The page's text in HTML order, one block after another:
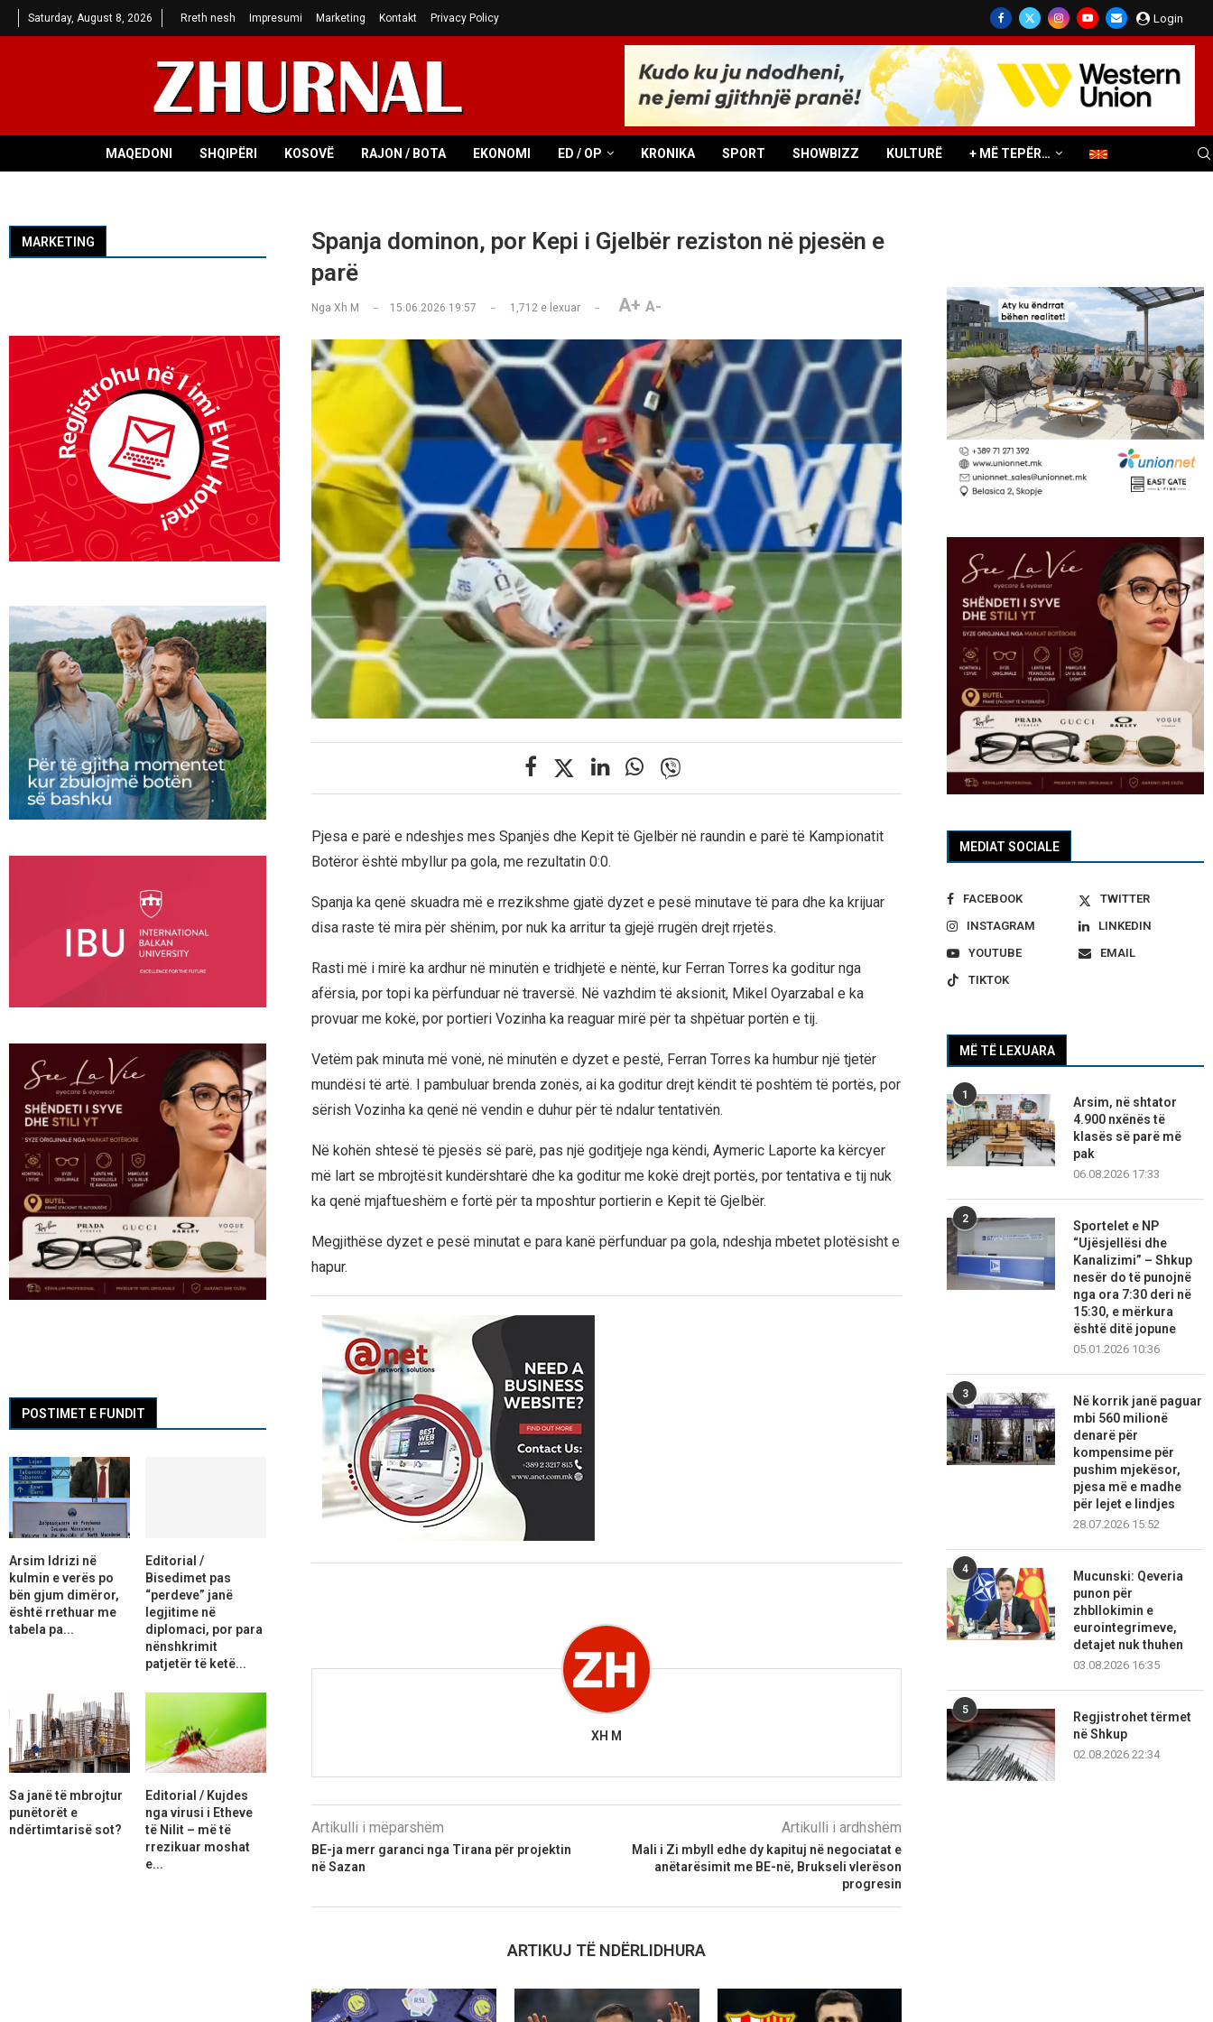
Saturday, August 8, 2026 Rreth nesh Impresumi Marketing Kontakt Privacy Policy Login
MAQEDONI SHQIPËRI KOSOVË RAJON / BOTA EKONOMI ED / OP KRONIKA SPORT SHOWBIZZ KULTURË + MË TEPËR…
Spanja dominon, por Kepi i Gjelbër reziston në pjesën e
parë
Nga Xh M 15.06.2026 19:57 1,712e lexuar A+ A-
Pjesa e parë e ndeshjes mes Spanjës dhe Kepit të Gjelbër në raundin e parë të Kampionatit
Botëror është mbyllur pa gola, me rezultatin 0:0.
Spanja ka qenë skuadra më e rrezikshme gjatë dyzet e pesë minutave të para dhe ka krijuar
disa raste të mira për shënim, por nuk ka arritur ta gjejë rrugën drejt rrjetës.
Rasti më i mirë ka ardhur në minutën e tridhjetë e nëntë, kur Ferran Torres ka goditur nga
afërsia, por topi ka përfunduar në traversë. Në vazhdim të aksionit, Mikel Oyarzabal e ka
provuar me kokë, por portieri Vozinha ka reaguar mirë për ta shpëtuar portën e tij.
Vetëm pak minuta më vonë, në minutën e dyzet e pestë, Ferran Torres ka humbur një tjetër
mundësi të artë. I pambuluar brenda zonës, ai ka goditur drejt këndit të poshtëm të portës, por
sërish Vozinha ka qenë në vendin e duhur për të ndalur tentativën.
Në kohën shtesë të pjesës së parë, pas një goditjeje nga këndi, Aymeric Laporte ka kërcyer
më lart se mbrojtësit kundërshtarë dhe ka goditur me kokë drejt portës, por tentativa e tij nuk
ka qenë mjaftueshëm e fortë për ta mposhtur portierin e Kepit të Gjelbër.
Megjithëse dyzet e pesë minutat e para kanë përfunduar pa gola, ndeshja mbetet plotësisht e
hapur.
XH M
Artikulli i mëparshëm
BE-ja merr garanci nga Tirana për projektin
në Sazan
Artikulli i ardhshëm
Mali i Zi mbyll edhe dy kapituj në negociatat e
anëtarësimit me BE-në, Brukseli vlerëson
progresin
ARTIKUJ TË NDËRLIDHURA
MEDIAT SOCIALE
FACEBOOK
TWITTER
INSTAGRAM
LINKEDIN
YOUTUBE
EMAIL
TIKTOK
MË TË LEXUARA
1
Arsim, në shtator
4.900 nxënës të
klasës së parë më
pak
06.08.2026 17:33
2
Sportelet e NP
“Ujësjellësi dhe
Kanalizimi” – Shkup
nesër do të punojnë
nga ora 7:30 deri në
15:30, e mërkura
është ditë jopune
05.01.2026 10:36
3
Në korrik janë paguar
mbi 560 milionë
denarë për
kompensime për
pushim mjekësor,
pjesa më e madhe
për lejet e lindjes
28.07.2026 15:52
4
Mucunski: Qeveria
punon për
zhbllokimin e
eurointegrimeve,
detajet nuk thuhen
03.08.2026 16:35
5
Regjistrohet tërmet
në Shkup
02.08.2026 22:34
MARKETING
POSTIMET E FUNDIT
Arsim Idrizi në
kulmin e verës po
bën gjum dimëror,
është rrethuar me
tabela pa...
Editorial /
Bisedimet pas
“perdeve” janë
legjitime në
diplomaci, por para
nënshkrimit
patjetër të ketë...
Sa janë të mbrojtur
punëtorët e
ndërtimtarisë sot?
Editorial / Kujdes
nga virusi i Etheve
të Nilit – më të
rrezikuar moshat
e...